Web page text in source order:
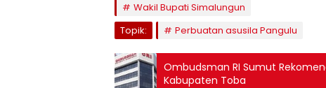
Wakil Bupati Simalungun
Topik:
Perbuatan asusila Pangulu
Ombudsman RI Sumut
Kabupaten Toba